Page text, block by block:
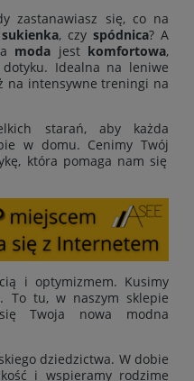
zastanawiasz się, co na
sukienka, czyspódnica? A
moda jest komfortowa,
Idealna na leniwe
na intensywne treningi na
starań, aby każda
w domu. Cenimy Twój
która pomaga nam się
i optymizmem. Kusimy
To tu, w naszym sklepie
Twoja nowa modna
dziedzictwa. W dobie
i wspieramy rodzime